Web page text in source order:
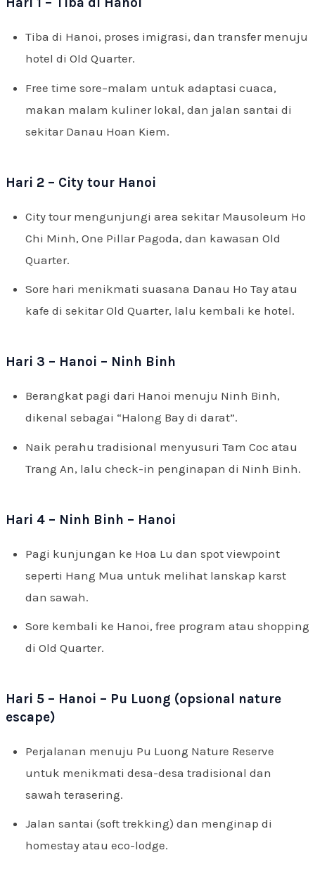
Hari 1 – Tiba di Hanoi
Tiba di Hanoi, proses imigrasi, dan transfer menuju
hotel di Old Quarter.
Free time sore–malam untuk adaptasi cuaca,
makan malam kuliner lokal, dan jalan santai di
sekitar Danau Hoan Kiem.
Hari 2 – City tour Hanoi
City tour mengunjungi area sekitar Mausoleum Ho
Chi Minh, One Pillar Pagoda, dan kawasan Old
Quarter.
Sore hari menikmati suasana Danau Ho Tay atau
kafe di sekitar Old Quarter, lalu kembali ke hotel.
Hari 3 – Hanoi – Ninh Binh
Berangkat pagi dari Hanoi menuju Ninh Binh,
dikenal sebagai “Halong Bay di darat”.
Naik perahu tradisional menyusuri Tam Coc atau
Trang An, lalu check-in penginapan di Ninh Binh.
Hari 4 – Ninh Binh – Hanoi
Pagi kunjungan ke Hoa Lu dan spot viewpoint
seperti Hang Mua untuk melihat lanskap karst
dan sawah.
Sore kembali ke Hanoi, free program atau shopping
di Old Quarter.
Hari 5 – Hanoi – Pu Luong (opsional nature
escape)
Perjalanan menuju Pu Luong Nature Reserve
untuk menikmati desa-desa tradisional dan
sawah terasering.
Jalan santai (soft trekking) dan menginap di
homestay atau eco-lodge.